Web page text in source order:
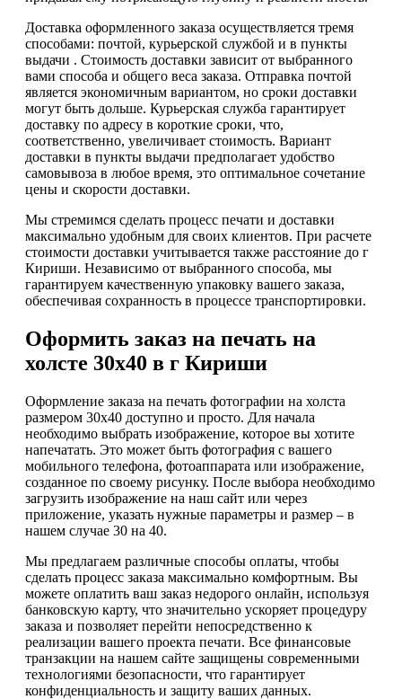
Доставка оформленного заказа осуществляется тремя
способами: почтой, курьерской службой и в пункты
выдачи . Стоимость доставки зависит от выбранного
вами способа и общего веса заказа. Отправка почтой
является экономичным вариантом, но сроки доставки
могут быть дольше. Курьерская служба гарантирует
доставку по адресу в короткие сроки, что,
соответственно, увеличивает стоимость. Вариант
доставки в пункты выдачи предполагает удобство
самовывоза в любое время, это оптимальное сочетание
цены и скорости доставки.
Мы стремимся сделать процесс печати и доставки
максимально удобным для своих клиентов. При расчете
стоимости доставки учитывается также расстояние до г
Кириши. Независимо от выбранного способа, мы
гарантируем качественную упаковку вашего заказа,
обеспечивая сохранность в процессе транспортировки.
Оформить заказ на печать на
холсте 30х40 в г Кириши
Оформление заказа на печать фотографии на холста
размером 30х40 доступно и просто. Для начала
необходимо выбрать изображение, которое вы хотите
напечатать. Это может быть фотография с вашего
мобильного телефона, фотоаппарата или изображение,
созданное по своему рисунку. После выбора необходимо
загрузить изображение на наш сайт или через
приложение, указать нужные параметры и размер – в
нашем случае 30 на 40.
Мы предлагаем различные способы оплаты, чтобы
сделать процесс заказа максимально комфортным. Вы
можете оплатить ваш заказ недорого онлайн, используя
банковскую карту, что значительно ускоряет процедуру
заказа и позволяет перейти непосредственно к
реализации вашего проекта печати. Все финансовые
транзакции на нашем сайте защищены современными
технологиями безопасности, что гарантирует
конфиденциальность и защиту ваших данных.